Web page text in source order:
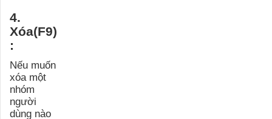
4.
Xóa(F9)
:
Nếu muốn
xóa một
nhóm
người
dùng nào